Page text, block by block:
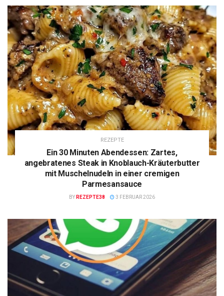
REZEPTE
Ein 30 Minuten Abendessen: Zartes,
angebratenes Steak in Knoblauch-Kräuterbutter
mit Muschelnudeln in einer cremigen
Parmesansauce
BY REZEPTE38 3 FEBRUAR 2026